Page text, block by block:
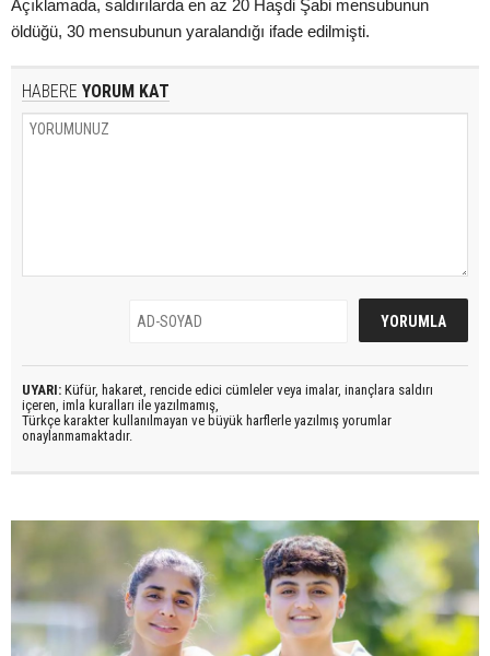
Açıklamada, saldırılarda en az 20 Haşdi Şabi mensubunun
öldüğü, 30 mensubunun yaralandığı ifade edilmişti.
HABERE YORUM KAT
UYARI: Küfür, hakaret, rencide edici cümleler veya imalar, inançlara saldırı
içeren, imla kuralları ile yazılmamış,
Türkçe karakter kullanılmayan ve büyük harflerle yazılmış yorumlar
onaylanmamaktadır.